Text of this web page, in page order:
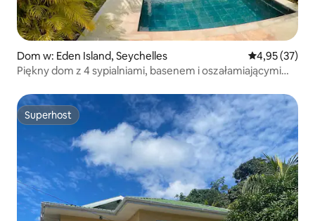
Dom w: Eden Island, Seychelles Średnia
4,95 (37)
Piękny dom z 4 sypialniami, basenem i oszałamiającymi
Superhost
Superhost